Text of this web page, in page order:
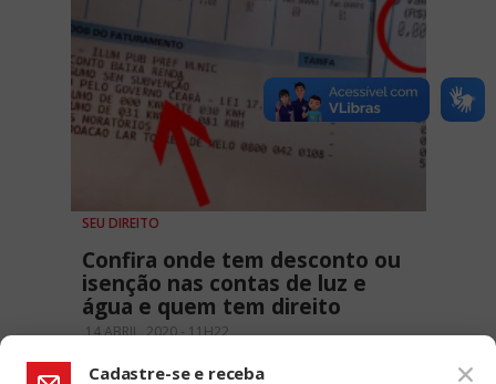
SEU DIREITO
Confira onde tem desconto ou
isenção nas contas de luz e
água e quem tem direito
14 ABRIL, 2020 - 11H22
Cadastre-se e receba